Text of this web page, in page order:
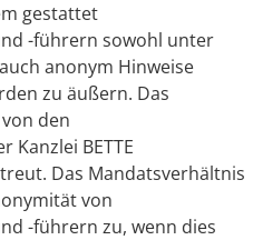
gestattet
-führern sowohl unter
anonym Hinweise
zu äußern. Das
den
Kanzlei BETTE
Das Mandatsverhältnis
von
-führern zu, wenn dies